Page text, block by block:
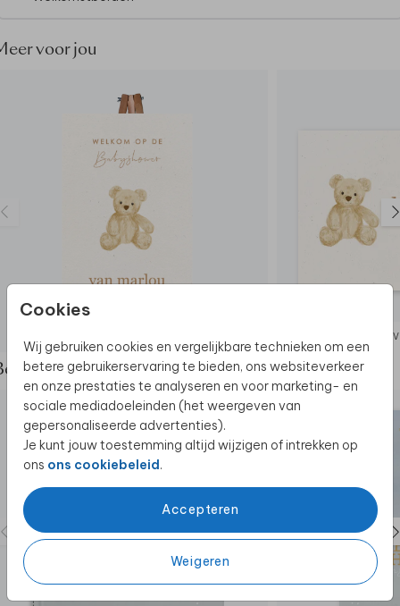
Cookies
Wij gebruiken cookies en vergelijkbare technieken om een
betere gebruikerservaring te bieden, ons websiteverkeer
en onze prestaties te analyseren en voor marketing- en
sociale mediadoeleinden (het weergeven van
gepersonaliseerde advertenties).
Je kunt jouw toestemming altijd wijzigen of intrekken op
ons ons cookiebeleid.
Accepteren
Weigeren
dat geschikt is voor op bijvoorbeeld een
voor jou
de complete set